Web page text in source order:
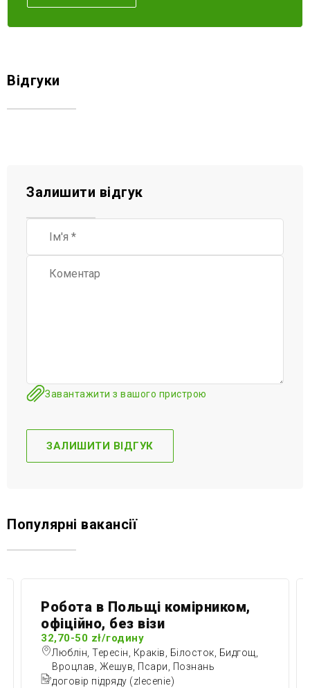
Відгуки
Залишити відгук
Завантажити з вашого пристрою
Популярні вакансії
Робота в Польщі комірником,
офіційно, без візи
32,70-50 zł/годину
Люблін, Тересін, Краків, Білосток, Бидгощ,
Вроцлав, Жешув, Псари, Познань
договір підряду (zlecenie)